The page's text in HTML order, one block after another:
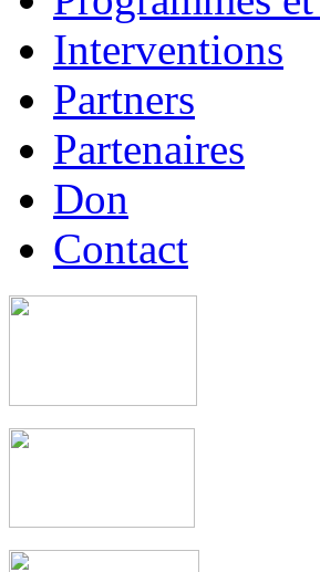
Interventions
Partners
Partenaires
Don
Contact